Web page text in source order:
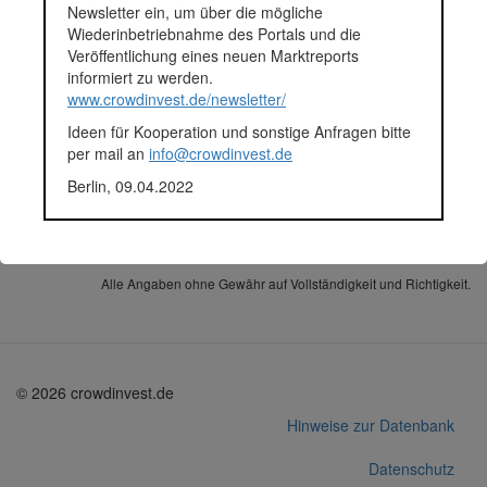
modernstem Standard renoviert. Die Wohnungen werden einzeln
an Endnutzerinnen und Endnutzer sowie Anlagekäuferinnen
Anlagekäufer verkauft werden.
Finanziert in
2021
Segment
Immobilien
Anlagestatus
Projektentwickler
EL-CO Immobilien
Alle Angaben ohne Gewähr auf Vollständigkeit und Richtigkeit.
© 2026 crowdinvest.de
Hinweise zur Datenbank
Datenschutz
Newsletter ein, um über die mögliche
Wiederinbetriebnahme des Portals und die
Veröffentlichung eines neuen Marktreports
informiert zu werden.
www.crowdinvest.de/newsletter/
Ideen für Kooperation und sonstige Anfragen bitte
per mail an info@crowdinvest.de
Berlin, 09.04.2022